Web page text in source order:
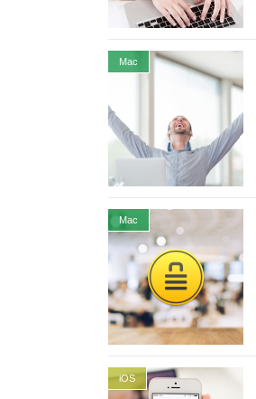
Mac
Mac
iOS